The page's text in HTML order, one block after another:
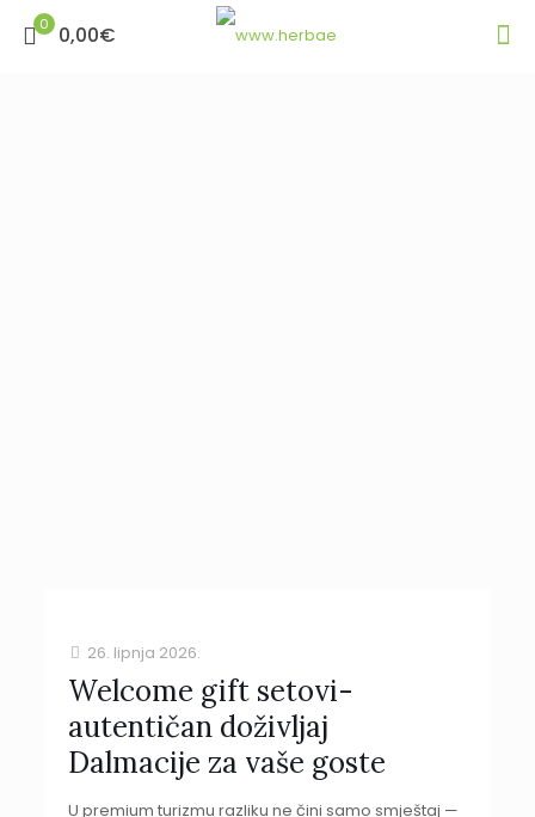
0 0,00€
26. lipnja 2026.
Welcome gift setovi-
autentičan doživljaj
Dalmacije za vaše goste
U premium turizmu razliku ne čini samo smještaj —